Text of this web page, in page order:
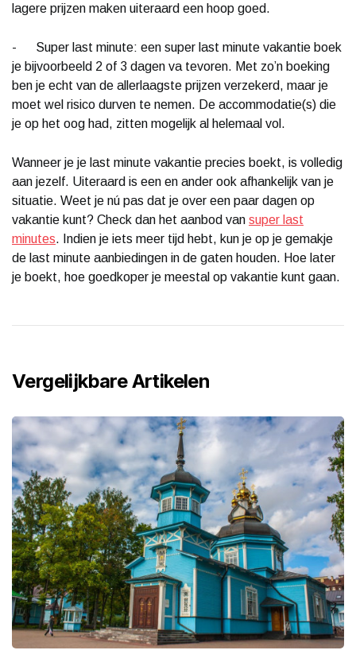
lagere prijzen maken uiteraard een hoop goed.
- Super last minute: een super last minute vakantie boek
je bijvoorbeeld 2 of 3 dagen va tevoren. Met zo’n boeking
ben je echt van de allerlaagste prijzen verzekerd, maar je
moet wel risico durven te nemen. De accommodatie(s) die
je op het oog had, zitten mogelijk al helemaal vol.
Wanneer je je last minute vakantie precies boekt, is volledig
aan jezelf. Uiteraard is een en ander ook afhankelijk van je
situatie. Weet je nú pas dat je over een paar dagen op
vakantie kunt? Check dan het aanbod van super last
minutes. Indien je iets meer tijd hebt, kun je op je gemakje
de last minute aanbiedingen in de gaten houden. Hoe later
je boekt, hoe goedkoper je meestal op vakantie kunt gaan.
Vergelijkbare Artikelen